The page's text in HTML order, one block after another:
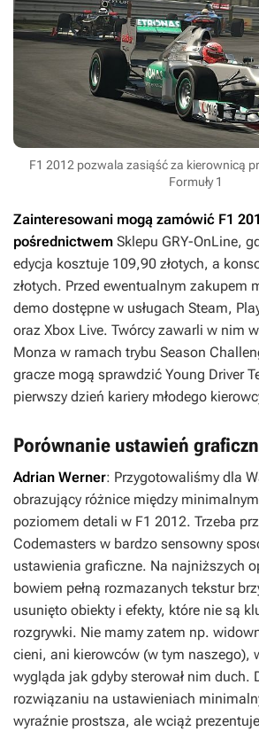
F1 2012 pozwala zasiąść za kierownicą
Formuły 1
Zainteresowani mogą zamówić F1
pośrednictwem Sklepu GRY-OnLine,
edycja kosztuje 109,90 złotych, a
złotych. Przed ewentualnym zakupem
demo dostępne w usługach Steam,
oraz Xbox Live. Twórcy zawarli w nim
Monza w ramach trybu Season
gracze mogą sprawdzić Young Driver
pierwszy dzień kariery młodego
Porównanie ustawień
Adrian Werner: Przygotowaliśmy dla
obrazujący różnice między
poziomem detali w F1 2012. Trzeba
Codemasters w bardzo sensowny
ustawienia graficzne. Na najniższych
bowiem pełną rozmazanych tekstur
usunięto obiekty i efekty, które nie są
rozgrywki. Nie mamy zatem np.
cieni, ani kierowców (w tym naszego),
wygląda jak gdyby sterował nim duch.
rozwiązaniu na ustawieniach
wyraźnie prostsza, ale wciąż